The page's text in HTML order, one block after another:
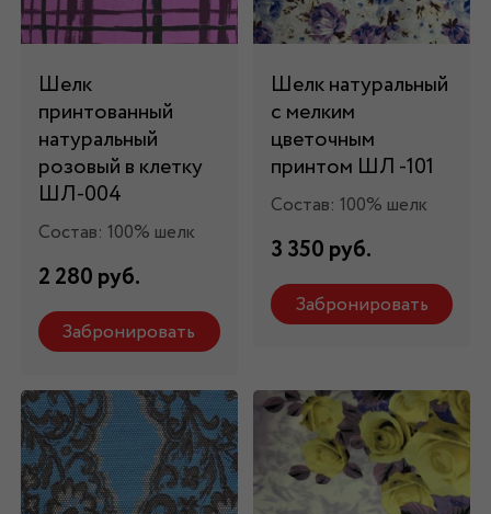
Шелк
принтованный
натуральный
розовый в клетку
ШЛ-004
Состав: 100% шелк
2 280 руб.
Забронировать
Шелк натуральный
с мелким
цветочным
принтом ШЛ -101
Состав: 100% шелк
3 350 руб.
Забронировать